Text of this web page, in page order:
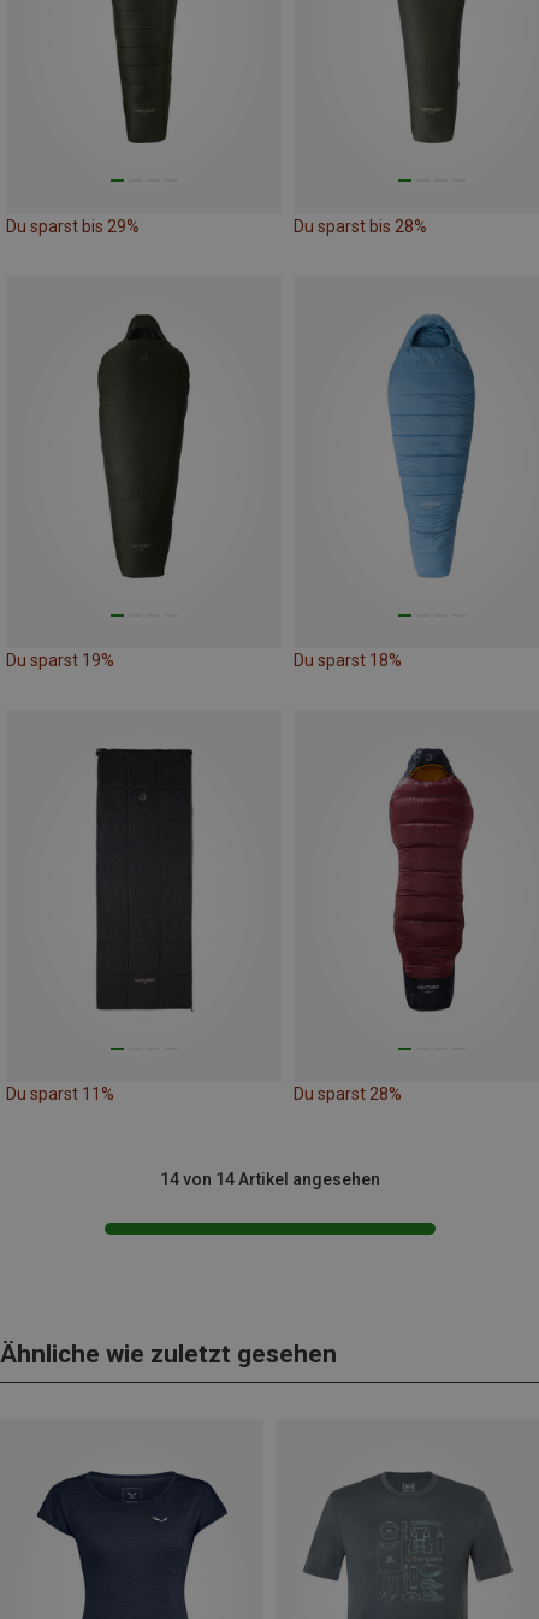
Du sparst bis 29% Du sparst bis 28%
Du sparst 19% Du sparst 18%
Du sparst 11% Du sparst 28%
14 von 14 Artikel angesehen
Ähnliche wie zuletzt gesehen